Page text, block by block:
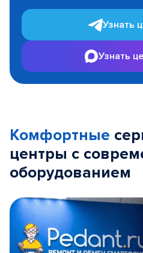
Узнать
Узнать
Комфортные
центры с
оборудованием